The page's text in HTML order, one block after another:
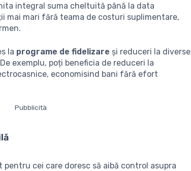
integral suma cheltuită până la data
mai mari fără teama de costuri suplimentare,
la programe de fidelizare și reduceri la diverse
exemplu, poți beneficia de reduceri la
economisind bani fără efort
Pubblicità
cei care doresc să aibă control asupra